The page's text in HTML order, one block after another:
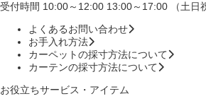
受付時間 10:00～12:00 13:00～17:00 （土日
よくあるお問い合わせ
お手入れ方法
カーペットの採寸方法について
カーテンの採寸方法について
お役立ちサービス・アイテム